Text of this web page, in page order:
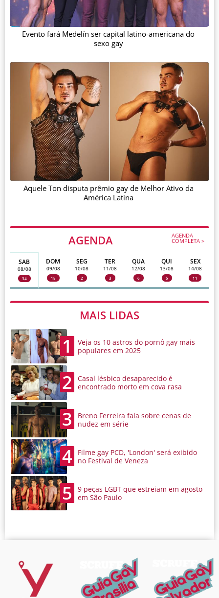
AGENDA AGENDA
COMPLETA >
SAB
08/08
34
DOM
09/08
18
SEG
10/08
2
TER
11/08
3
QUA
12/08
6
QUI
13/08
5
SEX
14/08
11
MAIS LIDAS
1
Veja os 10 astros do pornô gay mais
populares em 2025
2
Casal lésbico desaparecido é
encontrado morto em cova rasa
3
Breno Ferreira fala sobre cenas de
nudez em série
4
Filme gay PCD, 'London' será exibido
no Festival de Veneza
5
9 peças LGBT que estreiam em agosto
em São Paulo
Evento fará Medelín ser capital latino-americana do
sexo gay
Aquele Ton disputa prêmio gay de Melhor Ativo da
América Latina